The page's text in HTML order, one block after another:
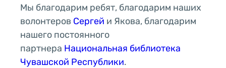
Мы благодарим ребят, благодарим наших
волонтеров Сергей и Якова, благодарим
нашего постоянного
партнера Национальная библиотека
Чувашской Республики.